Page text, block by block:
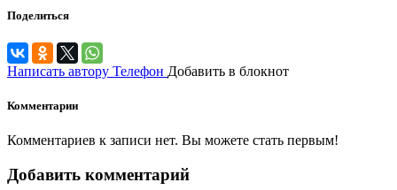
Поделиться
Написать автору Телефон Добавить в блокнот
Комментарии
Комментариев к записи нет. Вы можете стать первым!
Добавить комментарий